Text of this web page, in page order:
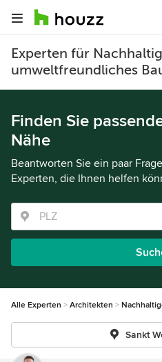
Experten für
umweltfreundliches
Finden Sie
Nähe
Beantworten Sie ein paar
Experten, die Ihnen helfen
Alle Experten Architekten
Sankt